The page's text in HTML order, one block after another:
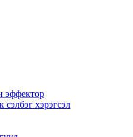
эффектор
сэлбэг хэрэгсэл